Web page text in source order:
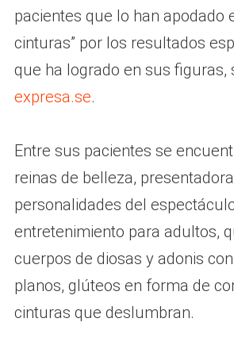
pacientes que lo han apodado
cinturas” por los resultados
que ha logrado en sus figuras,
expresa.se.
Entre sus pacientes se
reinas de belleza,
personalidades del
entretenimiento para adultos,
cuerpos de diosas y adonis
planos, glúteos en forma de
cinturas que deslumbran.